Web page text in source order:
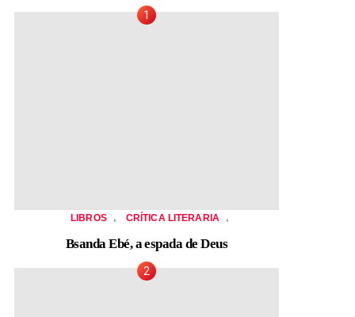
LIBROS , CRÍTICA LITERARIA ,
Bsanda Ebé, a espada de Deus